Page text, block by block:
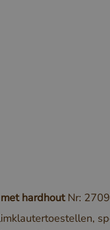
hardhout Nr: